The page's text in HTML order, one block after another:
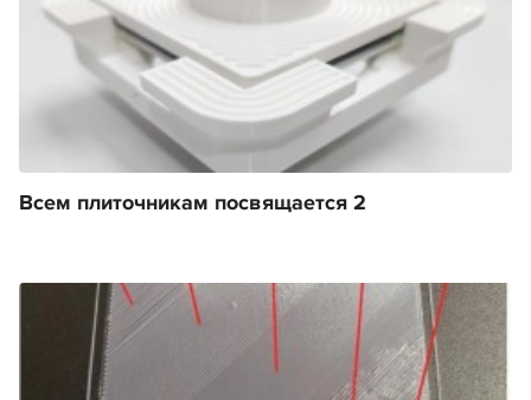
Всем плиточникам посвящается 2